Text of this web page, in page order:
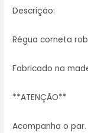
Descrição:
Régua corneta
Fabricado na
**ATENÇÃO**
Acompanha o par.